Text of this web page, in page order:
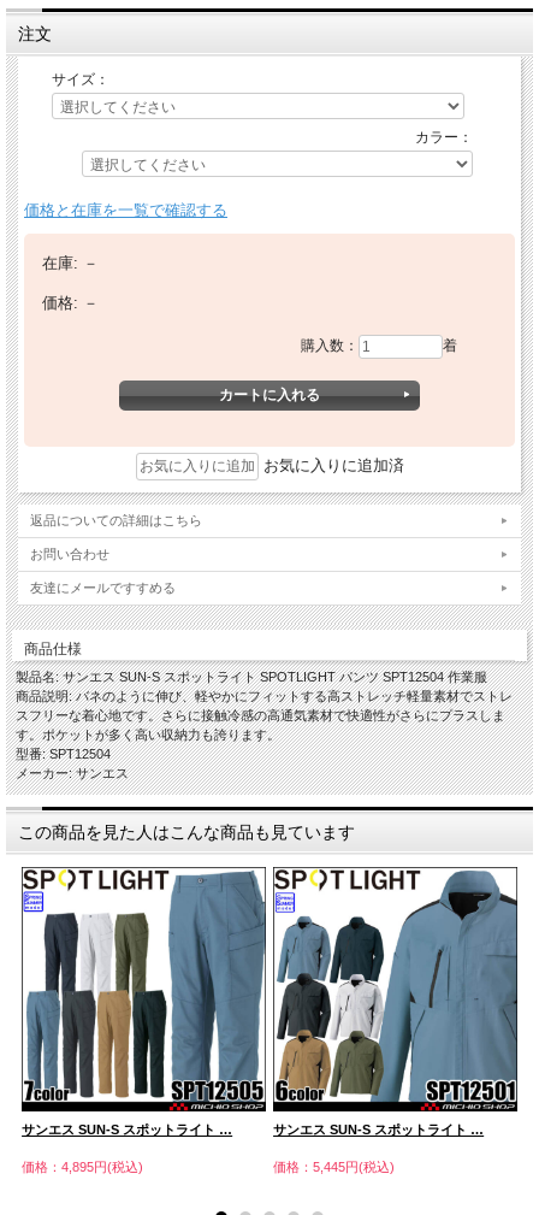
注文
サイズ：
カラー：
価格と在庫を一覧で確認する
在庫: －
価格: －
購入数： 着
お気に入りに追加済
返品についての詳細はこちら
お問い合わせ
友達にメールですすめる
商品仕様
製品名: サンエス SUN-S スポットライト SPOTLIGHT パンツ SPT12504 作業服
商品説明: バネのように伸び、軽やかにフィットする高ストレッチ軽量素材でストレ
スフリーな着心地です。さらに接触冷感の高通気素材で快適性がさらにプラスしま
す。ポケットが多く高い収納力も誇ります。
型番: SPT12504
メーカー: サンエス
この商品を見た人はこんな商品も見ています
サンエス SUN-S スポットライト …
価格：4,895円(税込)
サンエス SUN-S スポットライト …
価格：5,445円(税込)